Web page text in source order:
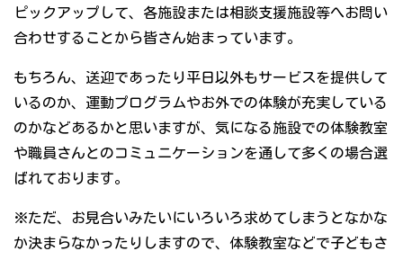
ピックアップして、各施設または相談支援施設等へお問い
合わせすることから皆さん始まっています。
もちろん、送迎であったり平日以外もサービスを提供して
いるのか、運動プログラムやお外での体験が充実している
のかなどあるかと思いますが、気になる施設での体験教室
や職員さんとのコミュニケーションを通して多くの場合選
ばれております。
※ただ、お見合いみたいにいろいろ求めてしまうとなかな
か決まらなかったりしますので、体験教室などで子どもさ